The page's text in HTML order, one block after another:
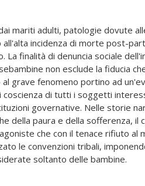
soltanto delle bambine.